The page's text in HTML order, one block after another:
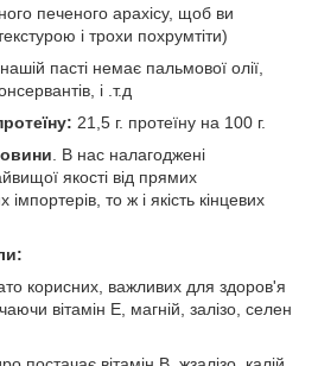
печеного арахісу, щоб ви
і трохи похрумтіти)
пасті немає пальмової олії,
і .т.д
21,5 г. протеїну на 100 г.
. В нас налагоджені
якості від прямих
імпортерів, то ж і якість кінцевих
корисних, важливих для здоров'я
вітамін Е, магній, залізо, селен